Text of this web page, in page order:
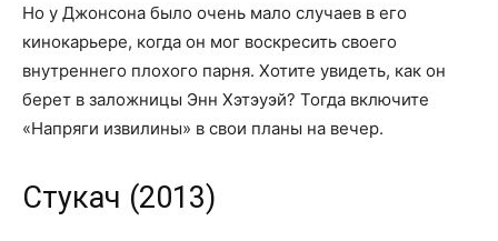
Но у Джонсона было очень мало случаев в его
кинокарьере, когда он мог воскресить своего
внутреннего плохого парня. Хотите увидеть, как он
берет в заложницы Энн Хэтэуэй? Тогда включите
«Напряги извилины» в свои планы на вечер.
Стукач (2013)